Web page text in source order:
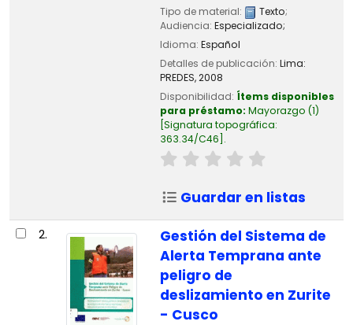
Tipo de material:
Texto;
Audiencia: Especializado;
Idioma: Español
Detalles de publicación: Lima:
PREDES,2008
Disponibilidad: Ítems disponibles
para préstamo: Mayorazgo (1)
Signatura topográfica:
363.34/C46 .
Guardar en listas
2.
Gestión del Sistema de
Alerta Temprana ante
peligro de
deslizamiento en Zurite
- Cusco